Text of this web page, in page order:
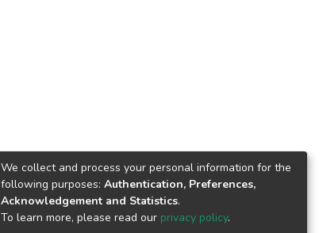
We collect and process your personal information for the
following purposes: Authentication, Preferences,
Acknowledgement and Statistics.
To learn more, please read our privacy policy.